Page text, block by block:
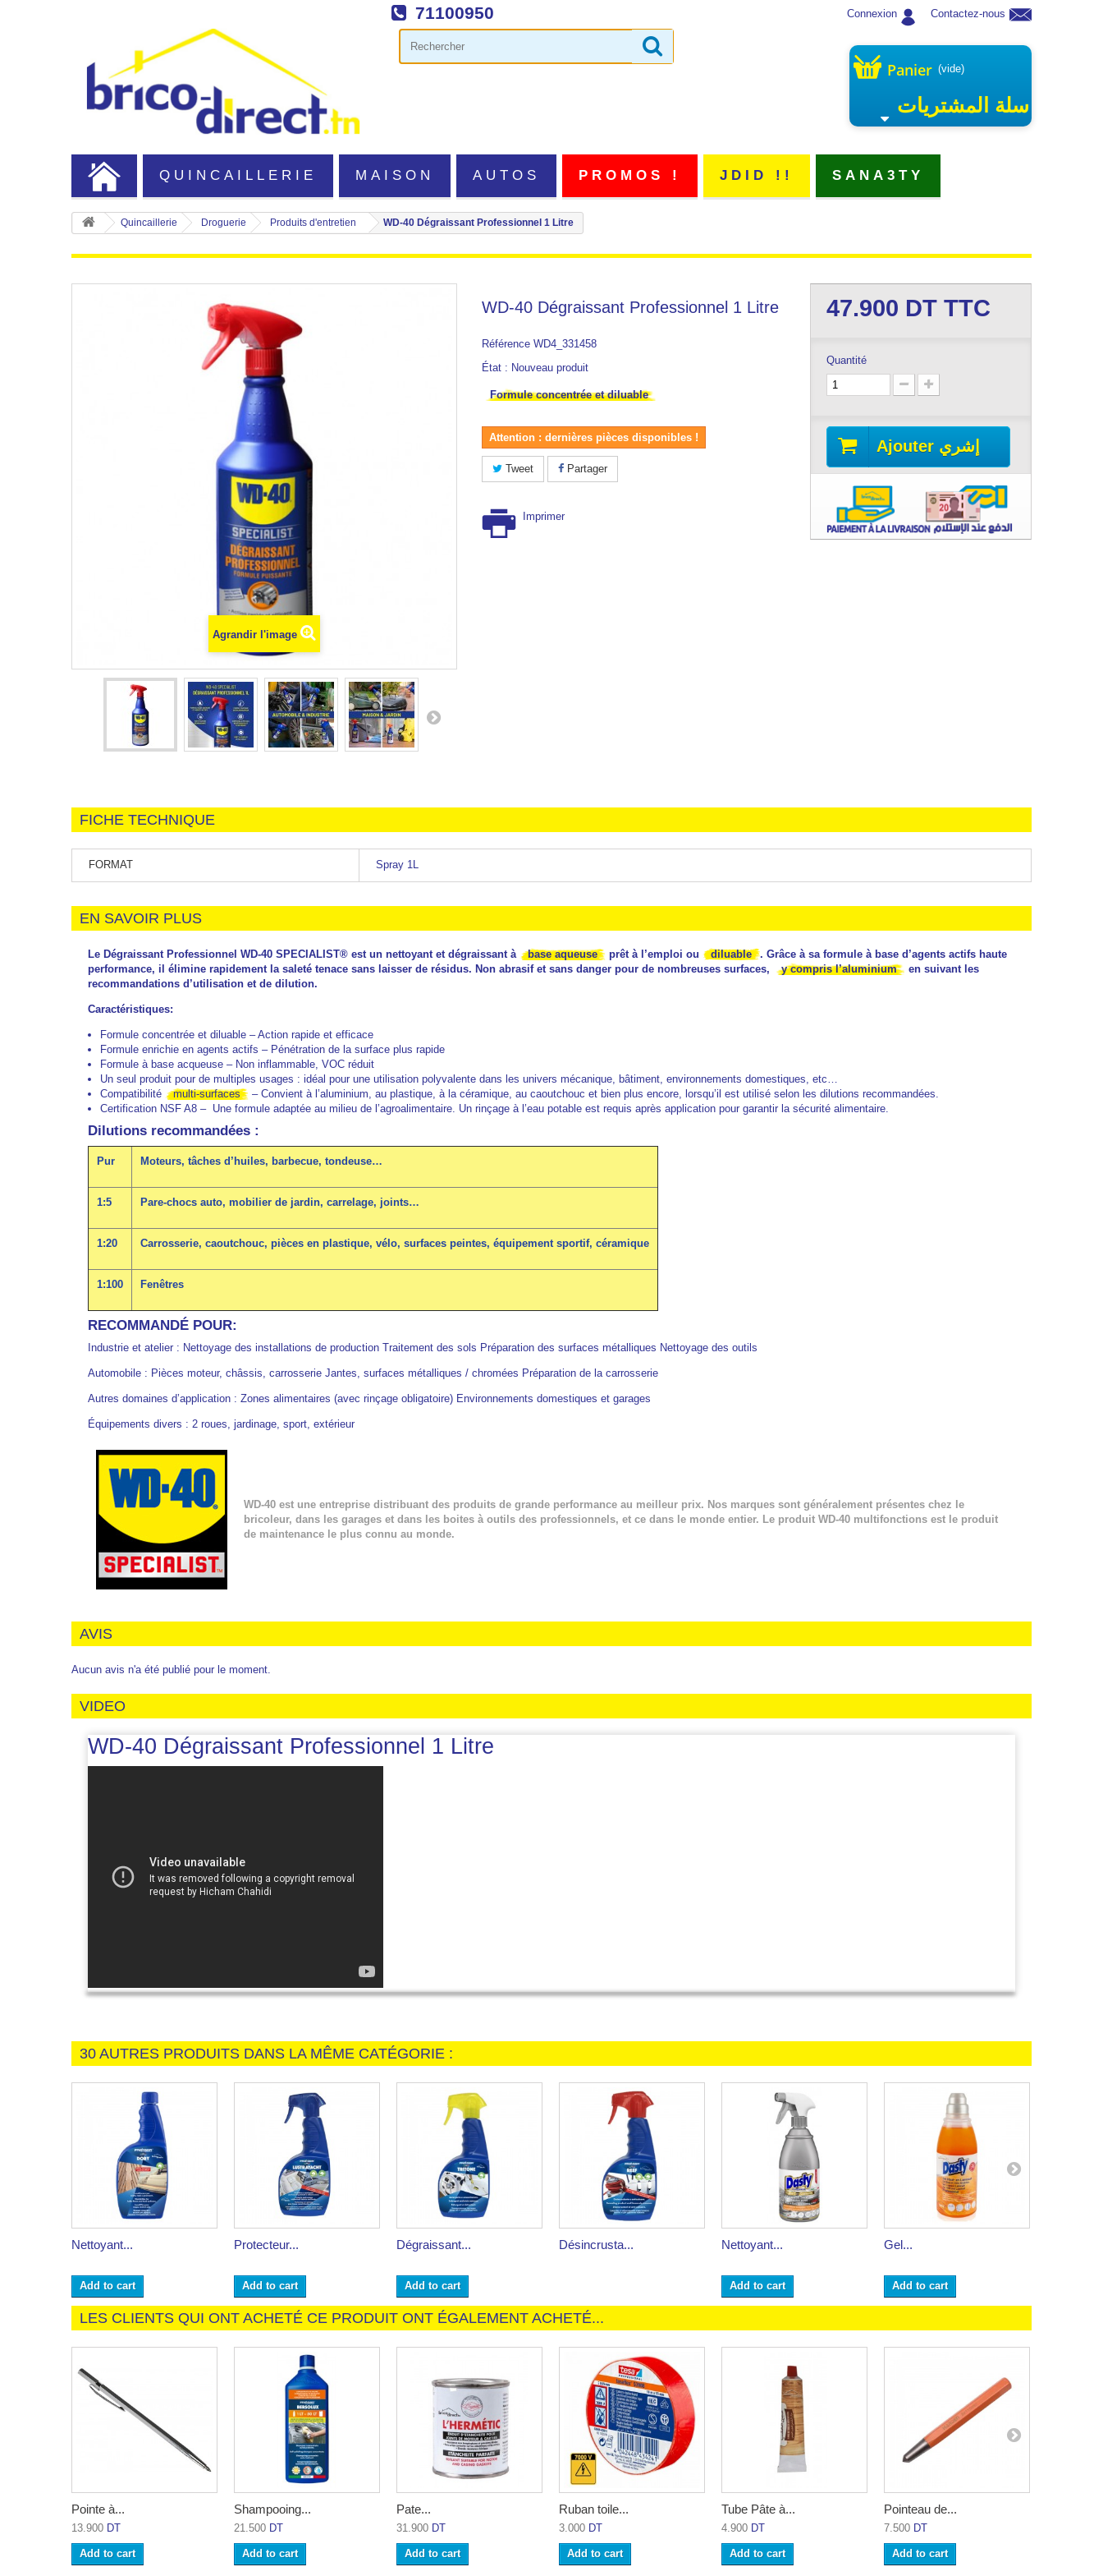
Contactez-nous
71100950 Connexion
Panier (vide)
سلة المشتريات
QUINCAILLERIE MAISON AUTOS PROMOS ! JDID !! SANA3TY
Quincaillerie Droguerie Produits d'entretien WD-40 Dégraissant Professionnel 1 Litre
Agrandir l'image
WD-40 Dégraissant Professionnel 1 Litre
Référence WD4_331458
État : Nouveau produit
Formule concentrée et diluable
Attention : dernières pièces disponibles !
Tweet Partager
Imprimer
47.900 DT TTC
Quantité
Ajouter إشري
FICHE TECHNIQUE
FORMAT Spray 1L
EN SAVOIR PLUS
Le Dégraissant Professionnel WD-40 SPECIALIST® est un nettoyant et dégraissant à base aqueuse prêt à l’emploi ou diluable
. Grâce à sa formule à base d’agents actifs haute
performance, il élimine rapidement la saleté tenace sans laisser de résidus. Non abrasif et sans danger pour de nombreuses surfaces,
y compris l’aluminium
en suivant les
recommandations d’utilisation et de dilution.
Caractéristiques:
Formule concentrée et diluable – Action rapide et efficace
Formule enrichie en agents actifs – Pénétration de la surface plus rapide
Formule à base acqueuse – Non inflammable, VOC réduit
Un seul produit pour de multiples usages : idéal pour une utilisation polyvalente dans les univers mécanique, bâtiment, environnements domestiques, etc…
Compatibilité
multi-surfaces
– Convient à l’aluminium, au plastique, à la céramique, au caoutchouc et bien plus encore, lorsqu’il est utilisé selon les dilutions recommandées.
Certification NSF A8 – Une formule adaptée au milieu de l’agroalimentaire. Un rinçage à l’eau potable est requis après application pour garantir la sécurité alimentaire.
Dilutions recommandées :
Pur Moteurs, tâches d’huiles, barbecue, tondeuse…
1:5 Pare-chocs auto, mobilier de jardin, carrelage, joints…
1:20 Carrosserie, caoutchouc, pièces en plastique, vélo, surfaces peintes, équipement sportif, céramique
1:100 Fenêtres
RECOMMANDÉ POUR:
Industrie et atelier : Nettoyage des installations de production Traitement des sols Préparation des surfaces métalliques Nettoyage des outils
Automobile : Pièces moteur, châssis, carrosserie Jantes, surfaces métalliques / chromées Préparation de la carrosserie
Autres domaines d’application : Zones alimentaires (avec rinçage obligatoire) Environnements domestiques et garages
Équipements divers : 2 roues, jardinage, sport, extérieur
WD-40 est une entreprise distribuant des produits de grande performance au meilleur prix. Nos marques sont généralement présentes chez le
bricoleur, dans les garages et dans les boites à outils des professionnels, et ce dans le monde entier. Le produit WD-40 multifonctions est le produit
de maintenance le plus connu au monde.
AVIS
Aucun avis n'a été publié pour le moment.
VIDEO
WD-40 Dégraissant Professionnel 1 Litre
30 AUTRES PRODUITS DANS LA MÊME CATÉGORIE :
Nettoyant...
Add to cart
Protecteur...
Add to cart
Dégraissant...
Add to cart
Désincrusta... Nettoyant...
Add to cart
Gel...
Add to cart
LES CLIENTS QUI ONT ACHETÉ CE PRODUIT ONT ÉGALEMENT ACHETÉ...
Pointe à...
13.900 DT
Add to cart
Shampooing...
21.500 DT
Add to cart
Pate...
31.900 DT
Add to cart
Ruban toile...
3.000 DT
Add to cart
Tube Pâte à...
4.900 DT
Add to cart
Pointeau de...
7.500 DT
Add to cart